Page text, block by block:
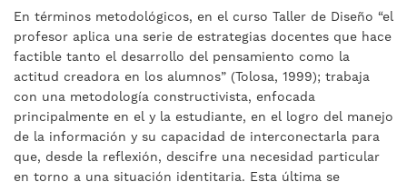
En términos metodológicos, en el curso Taller de Diseño “el
profesor aplica una serie de estrategias docentes que hace
factible tanto el desarrollo del pensamiento como la
actitud creadora en los alumnos” (Tolosa, 1999); trabaja
con una metodología constructivista, enfocada
principalmente en el y la estudiante, en el logro del manejo
de la información y su capacidad de interconectarla para
que, desde la reflexión, descifre una necesidad particular
en torno a una situación identitaria. Esta última se